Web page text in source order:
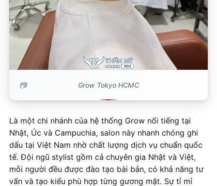
Grow Tokyo HCMC
Là một chi nhánh của hệ thống Grow nổi tiếng tại
Nhật, Úc và Campuchia, salon này nhanh chóng ghi
dấu tại Việt Nam nhờ chất lượng dịch vụ chuẩn quốc
tế. Đội ngũ stylist gồm cả chuyên gia Nhật và Việt,
mỗi người đều được đào tạo bài bản, có khả năng tư
vấn và tạo kiểu phù hợp từng gương mặt. Sự tỉ mỉ